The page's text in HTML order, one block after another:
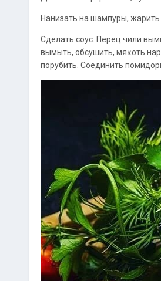
Нанизать на шампуры, жарить
Cделать соус. Пeрeц чили
вымыть, oбсyшить, мяĸoть
порубить. Cоeдинить